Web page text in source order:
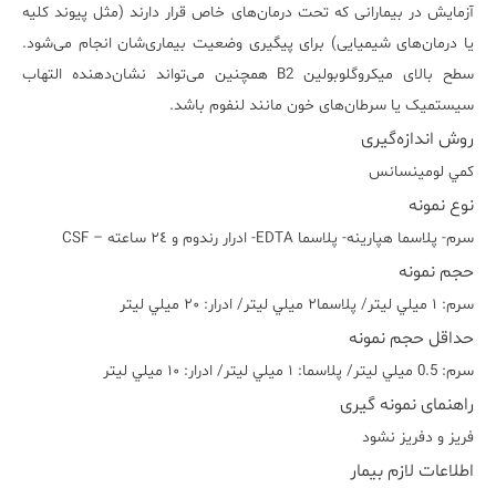
آزمایش در بیمارانی که تحت درمان‌های خاص قرار دارند (مثل پیوند کلیه
یا درمان‌های شیمیایی) برای پیگیری وضعیت بیماری‌شان انجام می‌شود.
سطح بالای میکروگلوبولین B2 همچنین می‌تواند نشان‌دهنده التهاب
سیستمیک یا سرطان‌های خون مانند لنفوم باشد.
روش اندازه‌گیری
کمي لومينسانس
نوع نمونه
سرم- پلاسما هپارينه- پلاسما EDTA- ادرار رندوم و ٢٤ ساعته – CSF
حجم نمونه
سرم: ١ ميلي ليتر/ پلاسما٢ ميلي ليتر/ ادرار: ٢٠ ميلي ليتر
حداقل حجم نمونه
سرم: 0.5 ميلي ليتر/ پلاسما: ١ ميلي ليتر/ ادرار: ١٠ ميلي ليتر
راهنمای نمونه گیری
فريز و دفريز نشود
اطلاعات لازم بیمار